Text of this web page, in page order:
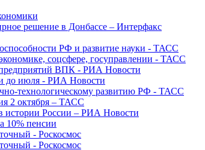
решение в Донбассе – Интерфакс
РФ и развитие науки - ТАСС
соцсфере, госуправлении - ТАСС
предприятий ВПК - РИА Новости
до июля - РИА Новости
технологическому развитию РФ - ТАСС
2 октября – ТАСС
истории России – РИА Новости
10% пенсии
- Роскосмос
- Роскосмос